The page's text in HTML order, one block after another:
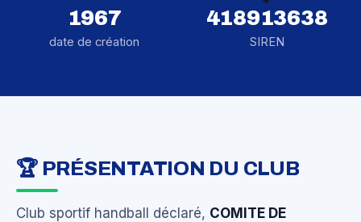
1967
date de création
418913638
SIREN
🏆 PRÉSENTATION DU CLUB
Club sportif handball déclaré, COMITE DE